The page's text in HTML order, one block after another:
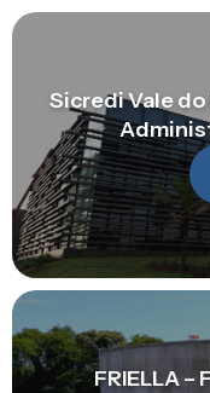
Sicredi Vale do
FRIELLA